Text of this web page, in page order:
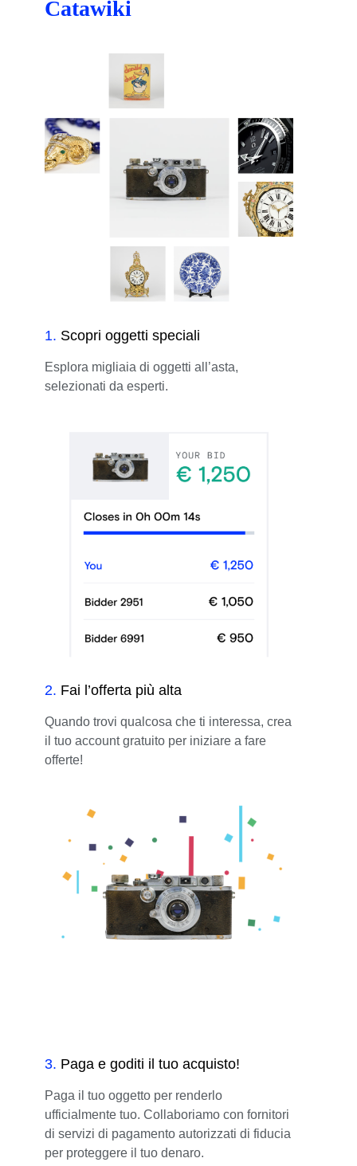
Catawiki
1. Scopri oggetti speciali
Esplora migliaia di oggetti all’asta,
selezionati da esperti.
2. Fai l’offerta più alta
Quando trovi qualcosa che ti interessa, crea
il tuo account gratuito per iniziare a fare
offerte!
3. Paga e goditi il tuo acquisto!
Paga il tuo oggetto per renderlo
ufficialmente tuo. Collaboriamo con fornitori
di servizi di pagamento autorizzati di fiducia
per proteggere il tuo denaro.